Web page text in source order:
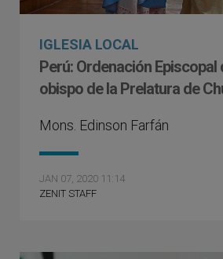
IGLESIA LOCAL
Perú: Ordenación Episcopal
obispo de la Prelatura de
Mons. Edinson Farfán
JAN 07, 2020 11:14
ZENIT STAFF